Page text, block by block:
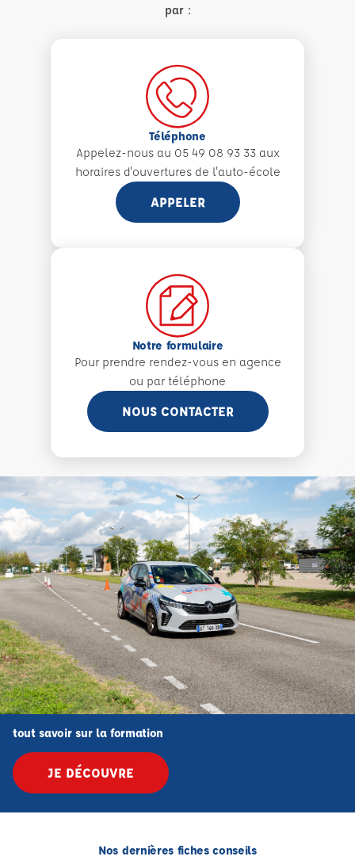
par :
Téléphone
Appelez-nous au 05 49 08 93 33 aux
horaires d'ouvertures de l'auto-école
APPELER
Notre formulaire
Pour prendre rendez-vous en agence
ou par téléphone
NOUS CONTACTER
tout savoir sur la formation
JE DÉCOUVRE
Nos dernières fiches conseils